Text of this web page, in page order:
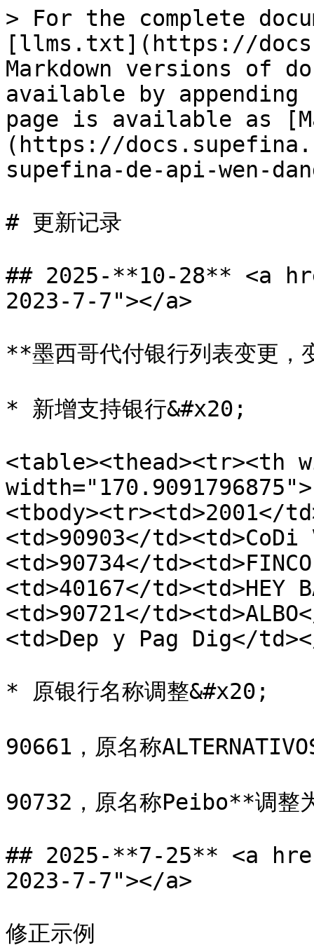
> For the complete
[llms.txt](https://
Markdown versions of
available by
page is available as
(https://
supefina-de-api-wen-
# 更新记录
## 2025-**10-28** <a
2023-7-7"></a>
**墨西哥代付银行列表变更，
* 新增支持银行&#x20;
<table><thead><tr><th
<tbody><tr><td>2001</
<td>90903</
<td>90734</
<td>40167</td><td>HEY
<td>90721</
<td>Dep y Pag Dig</
* 原银行名称调整&#x20;
90661，原名称
90732，原名称Peibo**调整
## 2025-**7-25** <a
2023-7-7"></a>
修正示例